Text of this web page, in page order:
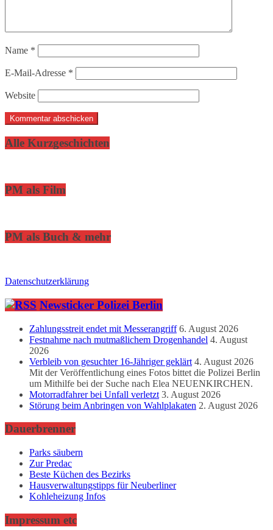
Name *
E-Mail-Adresse *
Website
Alle Kurzgeschichten
PM als Film
PM als Buch & mehr
Datenschutzerklärung
Newsticker Polizei Berlin
Zahlungsstreit endet mit Messerangriff 6. August 2026
Festnahme nach mutmaßlichem Drogenhandel 4. August
2026
Verbleib von gesuchter 16-Jähriger geklärt 4. August 2026
Mit der Veröffentlichung eines Fotos bittet die Polizei Berlin
um Mithilfe bei der Suche nach Elea NEUENKIRCHEN.
Motorradfahrer bei Unfall verletzt 3. August 2026
Störung beim Anbringen von Wahlplakaten 2. August 2026
Dauerbrenner
Parks säubern
Zur Predac
Beste Küchen des Bezirks
Hausverwaltungstipps für Neuberliner
Kohleheizung Infos
Impressum etc